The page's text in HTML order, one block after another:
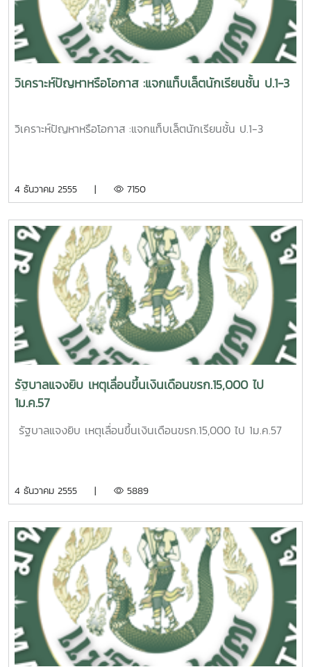
วิเคราะห์ปัญหาหรือโอกาส :แจกแท็บเล็ตนักเรียนชั้น ป.1-3
วิเคราะห์ปัญหาหรือโอกาส :แจกแท็บเล็ตนักเรียนชั้น ป.1-3
4 ธันวาคม 2555 | 7150
รัฐบาลแจงยิบ เหตุเลื่อนขึ้นเงินเดือนขรก.15,000 ไป
1ม.ค.57
รัฐบาลแจงยิบ เหตุเลื่อนขึ้นเงินเดือนขรก.15,000 ไป 1ม.ค.57
4 ธันวาคม 2555 | 5889